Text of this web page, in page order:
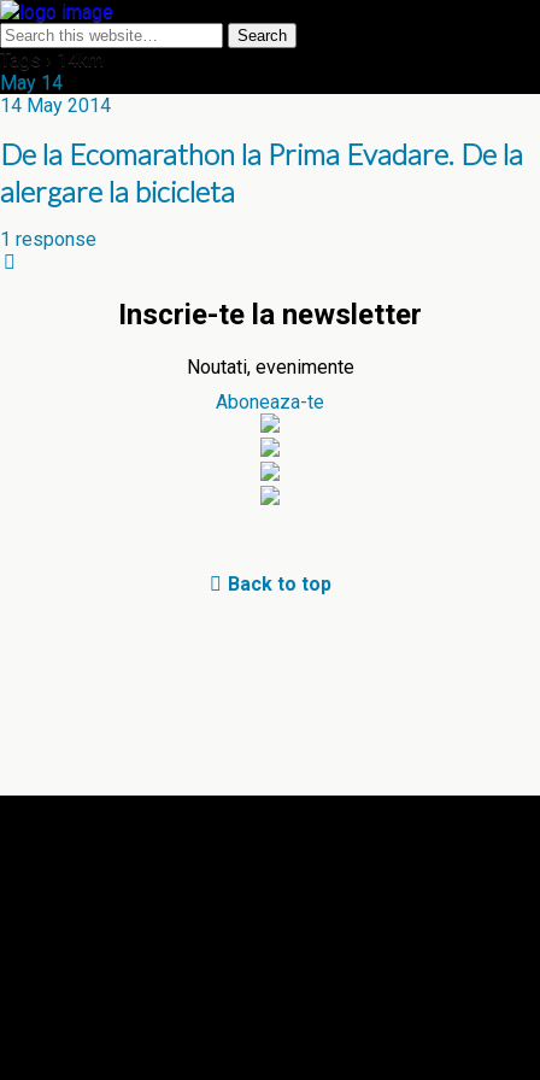
Tags › 14km
May 14
14 May 2014
De la Ecomarathon la Prima Evadare. De la
alergare la bicicleta
1 response
Inscrie-te la newsletter
Noutati, evenimente
Aboneaza-te
Back to top